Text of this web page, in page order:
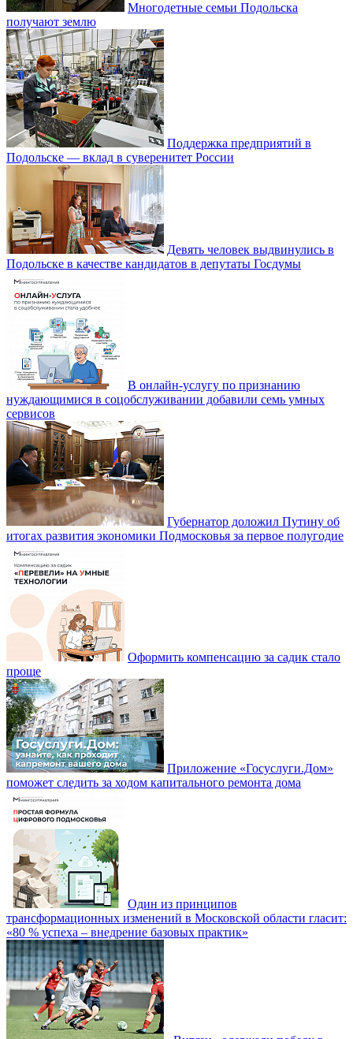
Многодетные семьи Подольска
получают землю
Поддержка предприятий в
Подольске — вклад в суверенитет России
Девять человек выдвинулись в
Подольске в качестве кандидатов в депутаты Госдумы
В онлайн-услугу по признанию
нуждающимися в соцобслуживании добавили семь умных
сервисов
Губернатор доложил Путину об
итогах развития экономики Подмосковья за первое полугодие
Оформить компенсацию за садик стало
проще
Приложение «Госуслуги.Дом»
поможет следить за ходом капитального ремонта дома
Один из принципов
трансформационных изменений в Московской области гласит:
«80 % успеха – внедрение базовых практик»